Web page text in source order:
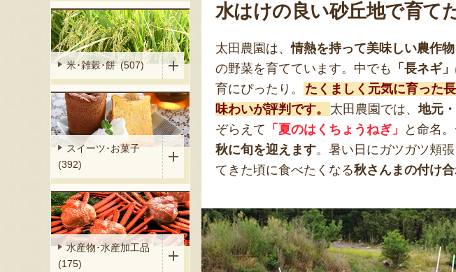
水はけの良い砂丘地で育て
太田農園は、情熱を持って美味しい農作物
の野菜を育てています。中でも
「長ネギ」
育にぴったり。
たくましく元気に育った
味わいが評判です。
太田農園では、地元
ぞらえて 「夏のはくちょうねぎ」 と命名
秋に旬を迎えます。暑い日にガツガツ頬
てきた頃に食べたくなる秋さんまの付け
米･雑穀･餅 (507)
スイーツ･お菓子
(392)
水産物･水産加工品
(175)